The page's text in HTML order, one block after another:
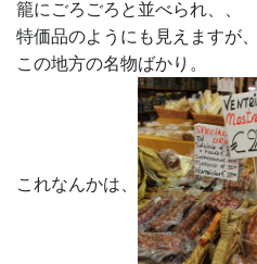
籠にごろごろと並べられ、、
特価品のようにも見えますが、
この地方の名物ばかり。
これなんかは、